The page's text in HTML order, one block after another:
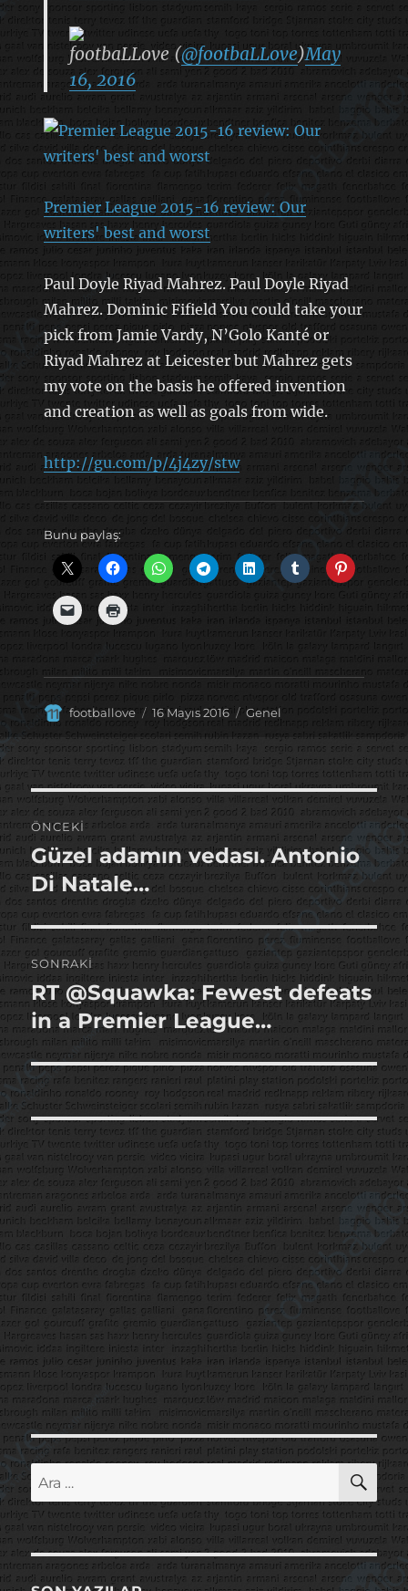
footbaLLove (@footbaLLove)May
16, 2016
Premier League 2015-16 review: Our
writers' best and worst
Paul Doyle Riyad Mahrez. Paul Doyle Riyad
Mahrez. Dominic Fifield You could take your
pick from Jamie Vardy, N’Golo Kanté or
Riyad Mahrez at Leicester but Mahrez gets
my vote on the basis he offered invention
and creation as well as goals from wide.
http://gu.com/p/4j4zy/stw
Bunu paylaş:
Yazar
footballove
Yayın
tarihi
16 Mayıs 2016 Kategoriler
Genel
Yazı
gezinmesi
ÖNCEKI
Önceki
yazı:
Güzel adamın vedası. Antonio
Di Natale…
SONRAKI
Sonraki
yazı:
RT @Squawka: Fewest defeats
in a Premier League…
Ara: